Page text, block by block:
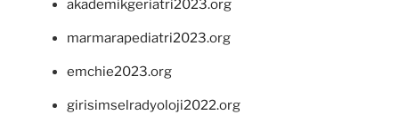
akademikgeriatri2023.org
marmarapediatri2023.org
emchie2023.org
girisimselradyoloji2022.org